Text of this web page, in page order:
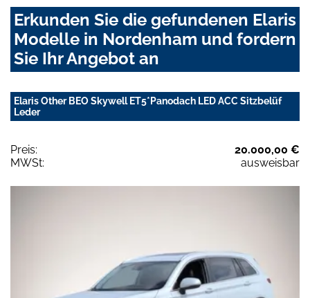
Erkunden Sie die gefundenen Elaris
Modelle in Nordenham und fordern
Sie Ihr Angebot an
Elaris Other BEO Skywell ET5*Panodach LED ACC Sitzbelüf
Leder
Preis:
20.000,00 €
MWSt:
ausweisbar